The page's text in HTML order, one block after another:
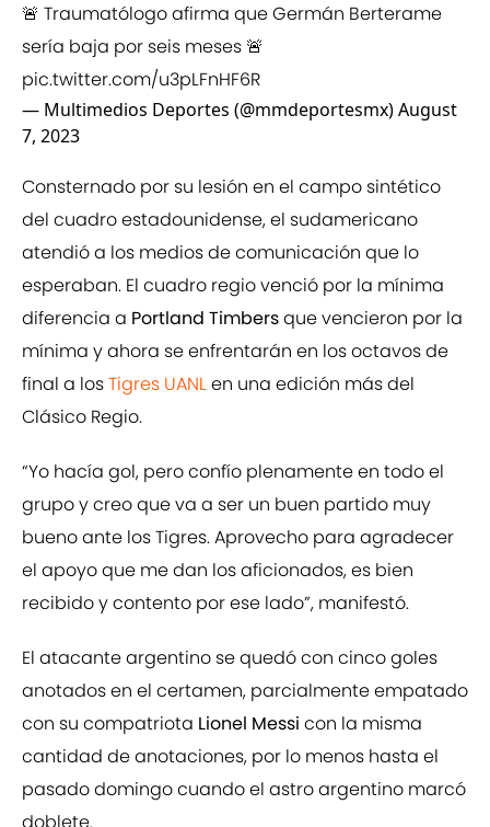
🚨 Traumatólogo afirma que Germán Berterame
sería baja por seis meses 🚨
pic.twitter.com/u3pLFnHF6R
— Multimedios Deportes (@mmdeportesmx)August
7, 2023
Consternado por su lesión en el campo sintético
del cuadro estadounidense, el sudamericano
atendió a los medios de comunicación que lo
esperaban. El cuadro regio venció por la mínima
diferencia a Portland Timbersque vencieron por la
mínima y ahora se enfrentarán en los octavos de
final a losTigres UANLen una edición más del
Clásico Regio.
“Yo hacía gol, pero confío plenamente en todo el
grupo y creo que va a ser un buen partido muy
bueno ante los Tigres. Aprovecho para agradecer
el apoyo que me dan los aficionados, es bien
recibido y contento por ese lado”, manifestó.
El atacante argentino se quedó con cinco goles
anotados en el certamen, parcialmente empatado
con su compatriota Lionel Messi con la misma
cantidad de anotaciones, por lo menos hasta el
pasado domingo cuando el astro argentino marcó